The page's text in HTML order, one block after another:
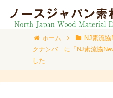
ホーム NJ素流協
クナンバーに「NJ素流協
した